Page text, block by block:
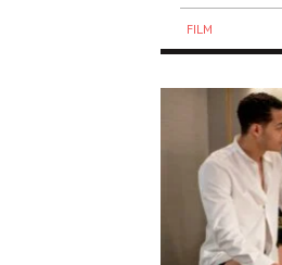
FILM